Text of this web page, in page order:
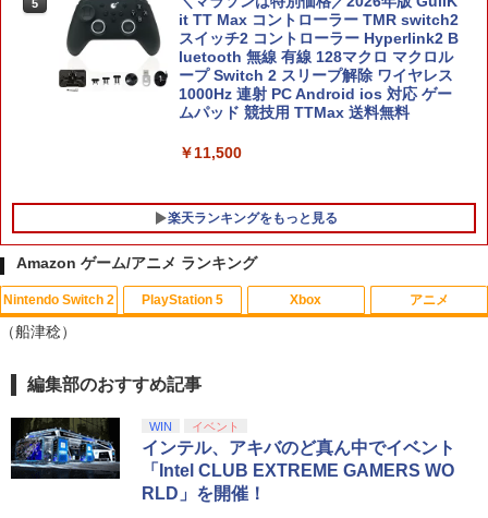
5
it TT Max コントローラー TMR switch2
スイッチ2 コントローラー Hyperlink2 B
luetooth 無線 有線 128マクロ マクロル
ープ Switch 2 スリープ解除 ワイヤレス
1000Hz 連射 PC Android ios 対応 ゲー
ムパッド 競技用 TTMax 送料無料
￥11,500
楽天ランキングをもっと見る
1
【当店独自で＋P10倍★要エントリー】
￥5,050
2
METAL GEAR SOLID : MASTER COLL
ECTION Vol.2 【PS5】 VH012-J1
1
レトロミニゲームキーホルダー 単品販売
￥480
2
指サック スマホゲーム 音げー 手汗対策
ゆびさっく 超高感度 指カバー 操作性ア
ップ タッチ感 通気性/伸縮性/快適性/耐摩
1
【特典】野生の島のロズ スペシャル・プ
【中古】インサイド・ヘッド MovieNEX
BD+DVDセット 【ブルーレイ】／エイミ
Amazon ゲーム/アニメ ランキング
Nintendo Switch 2
1
スプラトゥーン レイダース|オンライン
￥5,832
PlayStation 5
1
PlayStation 5 デジタル・エディション
ese only (CFI-2200B01)
￥55,000
Xbox
1
【純正品】Xbox ワイヤレス コントロー
￥8,300
アニメ
1
劇場版「鬼滅の刃」無限城編 第一章 猗
￥3,982
（船津稔）
編集部のおすすめ記事
WIN イベント
インテル、アキバのど真ん中でイベント
「Intel CLUB EXTREME GAMERS WO
RLD」を開催！